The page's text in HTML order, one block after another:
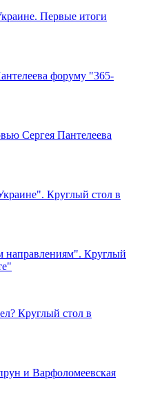
Первые итоги
форуму "365-
Сергея Пантелеева
Круглый стол в
направлениям". Круглый
Круглый стол в
и Варфоломеевская